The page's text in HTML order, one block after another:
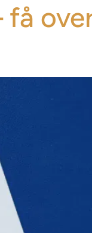
få